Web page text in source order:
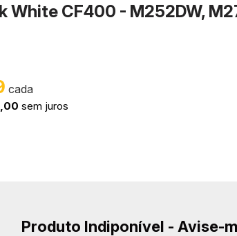
White CF400 - M252DW,
sem juros
Produto Indiponível - Avise-